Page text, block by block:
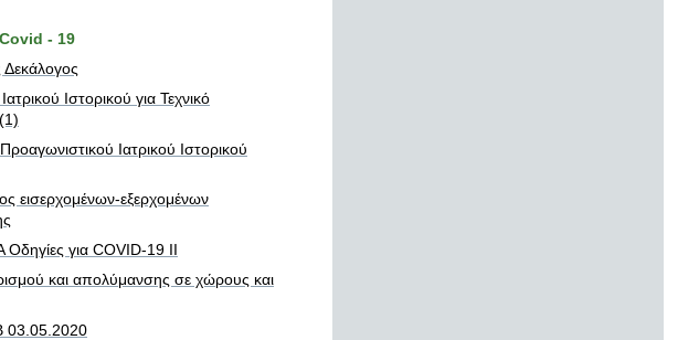
- 19
Δεκάλογος
Ιστορικού για Τεχνικό
Ιατρικού Ιστορικού
εισερχομένων-εξερχομένων
Οδηγίες για COVID-19 ΙΙ
και απολύμανσης σε χώρους και
03.05.2020